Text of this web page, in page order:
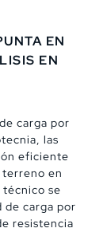
EN
EN
carga por
las
eficiente
en
se
de carga por
resistencia